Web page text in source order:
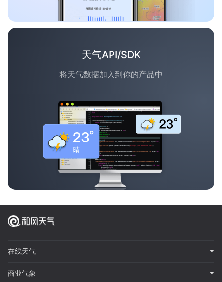
天气API/SDK
将天气数据加入到你的产品中
在线天气
商业气象